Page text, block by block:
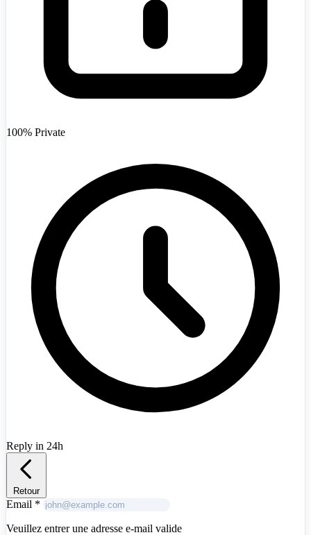
Afghanistan
Albania
100% Private
Reply in 24h
Retour
Email *
Veuillez entrer une adresse e-mail valide